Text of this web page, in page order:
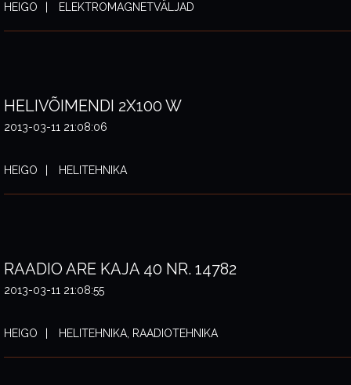
HEIGO ELEKTROMAGNETVÄLJAD
HELIVÕIMENDI 2X100 W
2013-03-11 21:08:06
HEIGO HELITEHNIKA
RAADIO ARE KAJA 40 NR. 14782
2013-03-11 21:08:55
HEIGO HELITEHNIKA, RAADIOTEHNIKA